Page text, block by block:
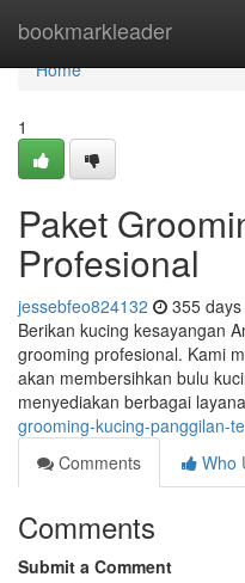
bookmarkleader
Home
Home
1
Paket
Profesional
jessebfeo824132 355
Berikan kucing kesayangan
grooming profesional. Kami
akan membersihkan bulu
menyediakan berbagai
grooming-kucing-panggilan-
Comments
Who
Comments
Submit a Comment